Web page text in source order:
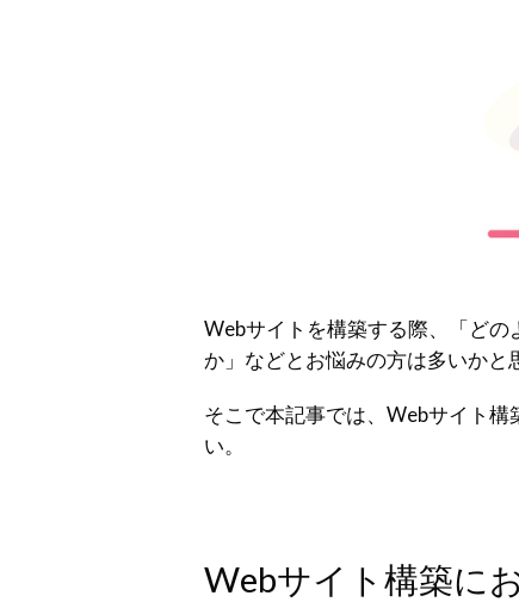
Webサイトを構築する際、「ど
か」などとお悩みの方は多いかと
そこで本記事では、Webサイト
い。
Webサイト構築に